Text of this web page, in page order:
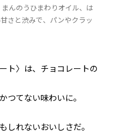
んのうひまわりオイル、は
さと渋みで、パンやクラッ
ト〉は、チョコレートの
つてない味わいに。
しれないおいしさだ。